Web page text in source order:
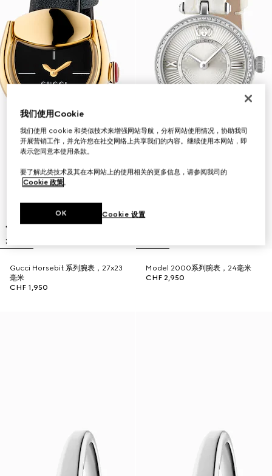
Gucci Horsebit 系列腕表，27x23
毫米
CHF 1,950
Model 2000系列腕表，24毫米
CHF 2,950
我们使用Cookie
我们使用 cookie 和类似技术来增强网站导航，分析网站使用情况，协助我司
开展营销工作，并允许您在社交网络上共享我们的内容。继续使用本网站，即
表示您同意本使用条款。
要了解此类技术及其在本网站上的使用相关的更多信息，请参阅我司的
Cookie 政策。
Cookie 设置
OK